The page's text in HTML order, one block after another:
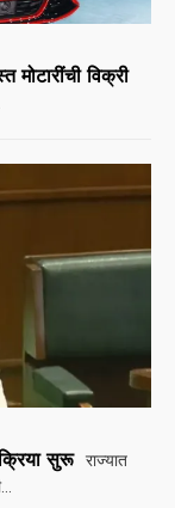
विक्री
सुरू राज्यात